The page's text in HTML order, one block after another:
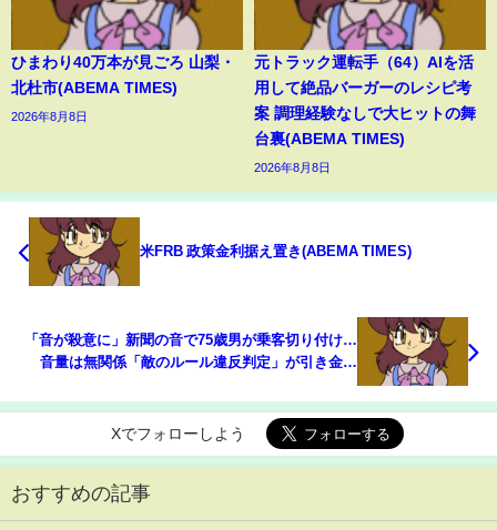
ひまわり40万本が見ごろ 山梨・
北杜市(ABEMA TIMES)
2026年8月8日
元トラック運転手（64）AIを活
用して絶品バーガーのレシピ考
案 調理経験なしで大ヒットの舞
台裏(ABEMA TIMES)
2026年8月8日
米FRB 政策金利据え置き(ABEMA TIMES)
「音が殺意に」新聞の音で75歳男が乗客切り付け…
音量は無関係「敵のルール違反判定」が引き金に
Xでフォローしよう
おすすめの記事